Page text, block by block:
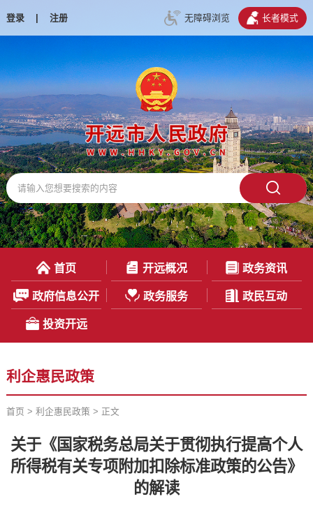
登录 | 注册 无障碍浏览 长者模式
首页 开远概况 政务资讯
政府信息公开 政务服务 政民互动
投资开远
利企惠民政策
首页 > 利企惠民政策 > 正文
关于《国家税务总局关于贯彻执行提高个人
所得税有关专项附加扣除标准政策的公告》
的解读